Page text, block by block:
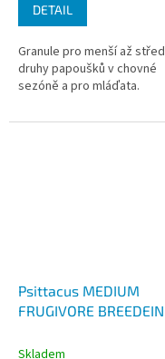
DETAIL
Granule pro menší až
druhy papoušků v chovné
sezóně a pro mláďata.
Psittacus MEDIUM
FRUGIVORE
pro chovnou sezónu
Skladem